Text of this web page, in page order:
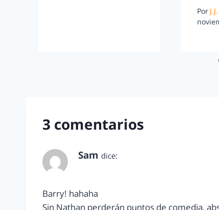
Por
3 comentarios
Sam dice:
Barry! hahaha
Sin Nathan perderán puntos de comedia,